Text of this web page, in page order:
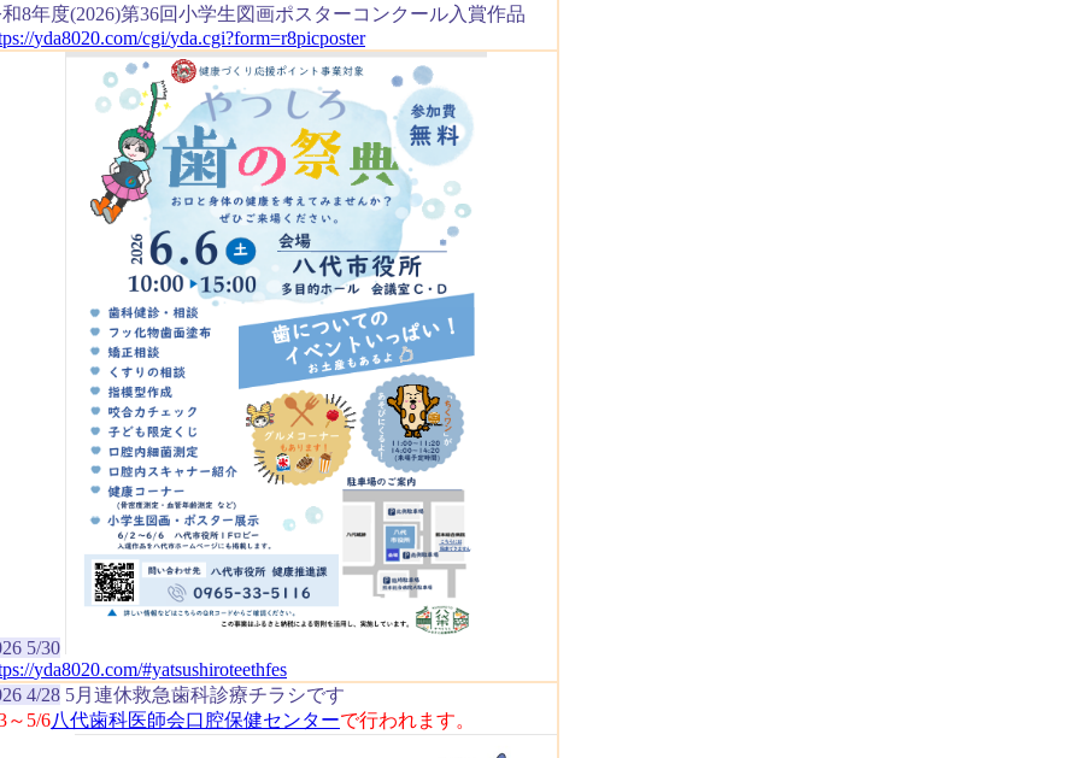
8年度(2026)第36回小学生図画ポスターコンクール入賞作品
yda8020.com/cgi/yda.cgi?form=r8picposter
5/30
yda8020.com/#yatsushiroteethfes
4/28 5月連休救急歯科診療チラシです
～5/6八代歯科医師会口腔保健センターで行われます。